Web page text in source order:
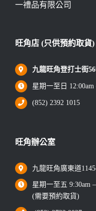
一禮品有限公司
旺角店 (只供預約取貨)
九龍旺角登打士街
星期一至日
(852) 2392 1015
旺角辦公室
九龍旺角廣東道
星期一至五 9:30am
(需要預約取貨)